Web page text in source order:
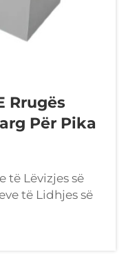
Rrugës
Për Pika
të Lëvizjes së
të Lidhjes së
i lidhjes së
kyçe që
kliqat dhe